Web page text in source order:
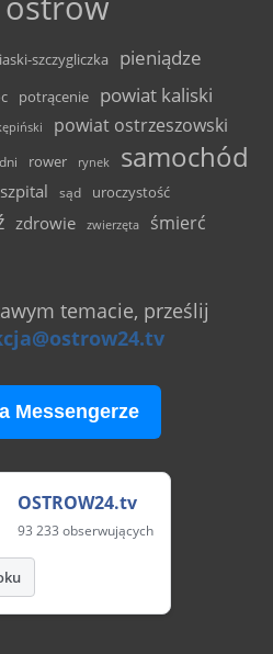
szczygliczka pieniądze
potrącenie powiat kaliski
powiat ostrzeszowski
rower rynek samochód
szpital sąd uroczystość
zdrowie zwierzęta śmierć
temacie, prześlij
Messengerze
OSTROW24.tv
93 233 obserwujących